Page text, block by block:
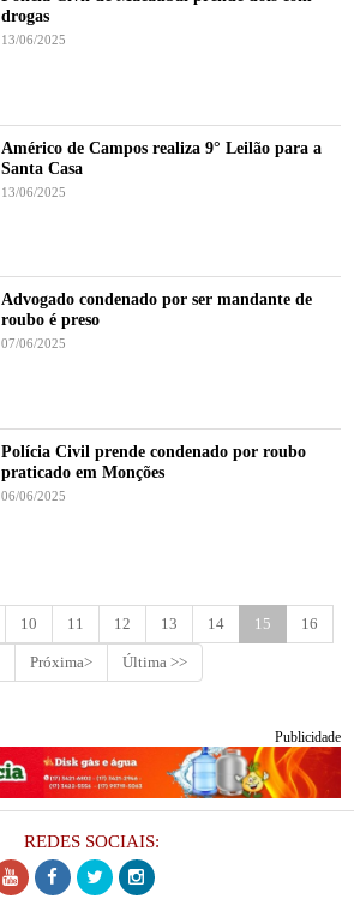
drogas
13/06/2025
Américo de Campos realiza 9° Leilão para a
Santa Casa
13/06/2025
Advogado condenado por ser mandante de
roubo é preso
07/06/2025
Polícia Civil prende condenado por roubo
praticado em Monções
06/06/2025
10 11 12 13 14 15 16
Próxima> Última >>
Publicidade
REDES SOCIAIS: